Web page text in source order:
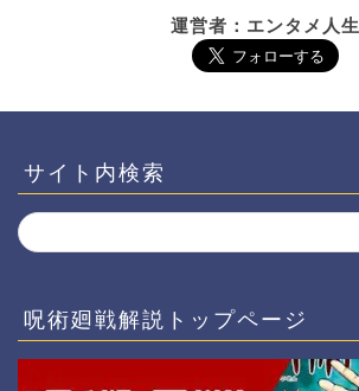
運営者：エンタメ人生
サイト内検索
呪術廻戦解説トップページ